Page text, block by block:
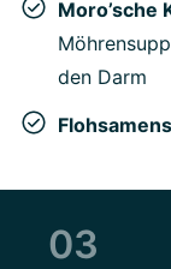
Moro’sche
den Darm
03